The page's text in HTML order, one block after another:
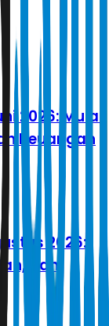
2026: Mulai
Keuangan
2026:
dan